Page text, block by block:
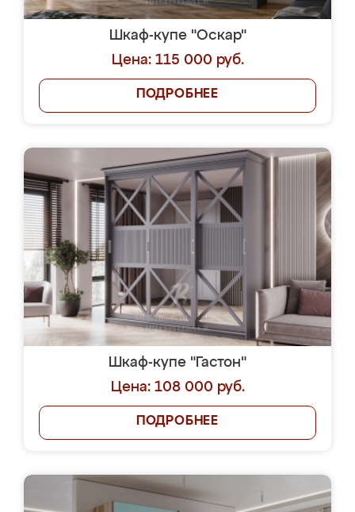
Шкаф-купе "Оскар"
Цена: 115 000 руб.
ПОДРОБНЕЕ
Шкаф-купе "Гастон"
Цена: 108 000 руб.
ПОДРОБНЕЕ